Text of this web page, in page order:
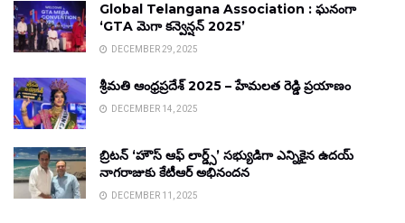
Global Telangana Association : ఘనంగా
‘GTA మెగా కన్వెన్షన్ 2025’
DECEMBER 29, 2025
శ్రీమతి ఆంధ్రప్రదేశ్ 2025 – హేమలత రెడ్డి ప్రయాణం
DECEMBER 14, 2025
బ్రిటన్ ‘హౌస్ ఆఫ్ లార్డ్స్’ సభ్యుడిగా ఎన్నికైన ఉదయ్
నాగరాజుకు కేటీఆర్ అభినందన
DECEMBER 11, 2025